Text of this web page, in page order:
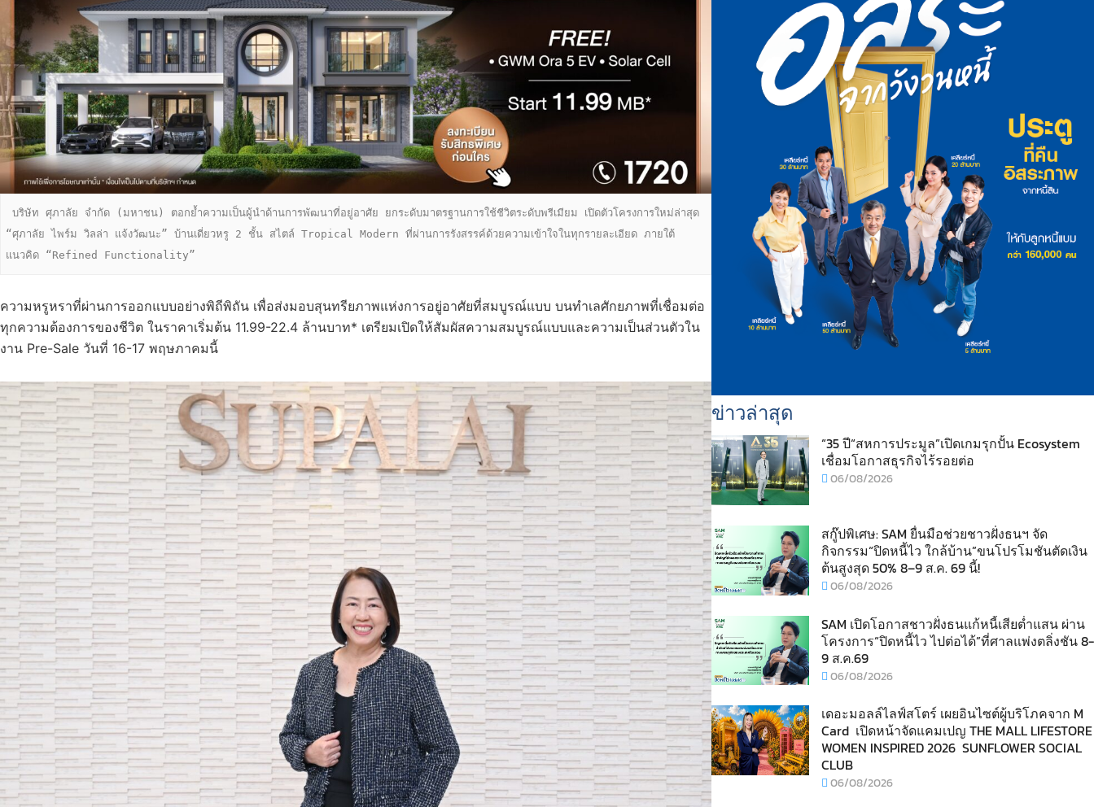
บริษัท ศุภาลัย จำกัด (มหาชน) ตอกย้ำความเป็นผู้นำด้านการพัฒนาที่อยู่อาศัย ยกระดับมาตรฐานการใช้ชีวิตระดับพรีเมียม เปิดตัวโครงการใหม่ล่าสุด
“ศุภาลัย ไพร์ม วิลล่า แจ้งวัฒนะ” บ้านเดี่ยวหรู 2 ชั้น สไตล์ Tropical Modern ที่ผ่านการรังสรรค์ด้วยความเข้าใจในทุกรายละเอียด ภายใต้
แนวคิด “Refined Functionality”
ความหรูหราที่ผ่านการออกแบบอย่างพิถีพิถัน เพื่อส่งมอบสุนทรียภาพแห่งการอยู่อาศัยที่สมบูรณ์แบบ บนทำเลศักยภาพที่เชื่อมต่อ
ทุกความต้องการของชีวิต ในราคาเริ่มต้น 11.99-22.4 ล้านบาท* เตรียมเปิดให้สัมผัสความสมบูรณ์แบบและความเป็นส่วนตัวใน
งาน Pre-Sale วันที่ 16-17 พฤษภาคมนี้
ข่าวล่าสุด
“35 ปี“สหการประมูล”เปิดเกมรุกปั้น Ecosystem
เชื่อมโอกาสธุรกิจไร้รอยต่อ
06/08/2026
สกู๊ปพิเศษ: SAM ยื่นมือช่วยชาวฝั่งธนฯ จัด
กิจกรรม“ปิดหนี้ไว ใกล้บ้าน”ขนโปรโมชันตัดเงิน
ต้นสูงสุด 50% 8–9 ส.ค. 69 นี้!
06/08/2026
SAM เปิดโอกาสชาวฝั่งธนแก้หนี้เสียต่ำแสน ผ่าน
โครงการ“ปิดหนี้ไว ไปต่อได้”ที่ศาลแพ่งตลิ่งชัน 8-
9 ส.ค.69
06/08/2026
เดอะมอลล์ไลฟ์สโตร์ เผยอินไซต์ผู้บริโภคจาก M
Card เปิดหน้าจัดแคมเปญ THE MALL LIFESTORE
WOMEN INSPIRED 2026 SUNFLOWER SOCIAL
CLUB
06/08/2026